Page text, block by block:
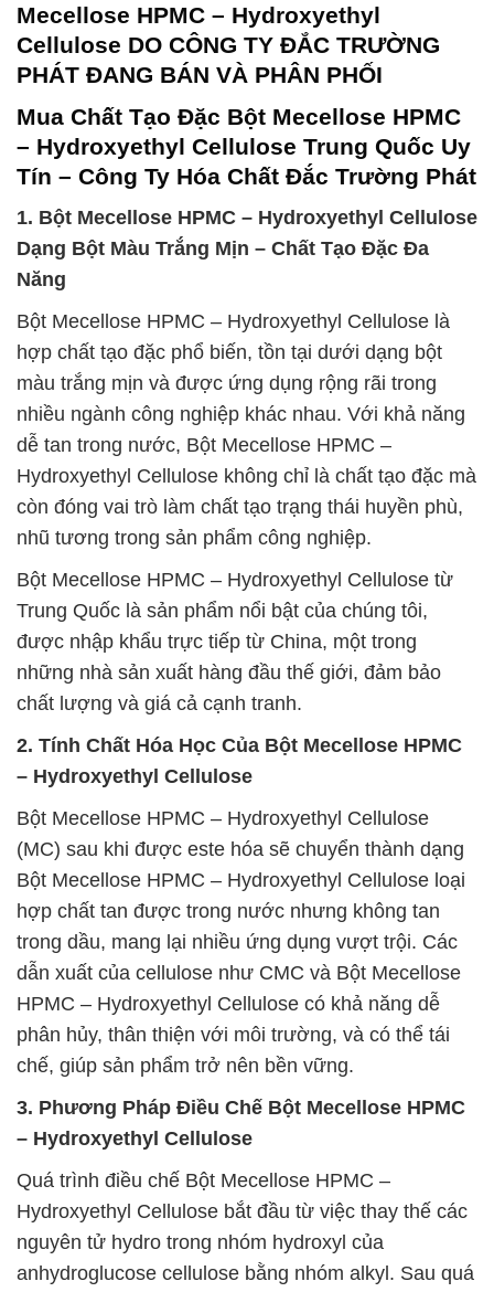
Mecellose HPMC – Hydroxyethyl
Cellulose DO CÔNG TY ĐẮC TRƯỜNG
PHÁT ĐANG BÁN VÀ PHÂN PHỐI
Mua Chất Tạo Đặc Bột Mecellose HPMC
– Hydroxyethyl Cellulose Trung Quốc Uy
Tín – Công Ty Hóa Chất Đắc Trường Phát
1. Bột Mecellose HPMC – Hydroxyethyl Cellulose
Dạng Bột Màu Trắng Mịn – Chất Tạo Đặc Đa
Năng
Bột Mecellose HPMC – Hydroxyethyl Cellulose là
hợp chất tạo đặc phổ biến, tồn tại dưới dạng bột
màu trắng mịn và được ứng dụng rộng rãi trong
nhiều ngành công nghiệp khác nhau. Với khả năng
dễ tan trong nước, Bột Mecellose HPMC –
Hydroxyethyl Cellulose không chỉ là chất tạo đặc mà
còn đóng vai trò làm chất tạo trạng thái huyền phù,
nhũ tương trong sản phẩm công nghiệp.
Bột Mecellose HPMC – Hydroxyethyl Cellulose từ
Trung Quốc là sản phẩm nổi bật của chúng tôi,
được nhập khẩu trực tiếp từ China, một trong
những nhà sản xuất hàng đầu thế giới, đảm bảo
chất lượng và giá cả cạnh tranh.
2. Tính Chất Hóa Học Của Bột Mecellose HPMC
– Hydroxyethyl Cellulose
Bột Mecellose HPMC – Hydroxyethyl Cellulose
(MC) sau khi được este hóa sẽ chuyển thành dạng
Bột Mecellose HPMC – Hydroxyethyl Cellulose loại
hợp chất tan được trong nước nhưng không tan
trong dầu, mang lại nhiều ứng dụng vượt trội. Các
dẫn xuất của cellulose như CMC và Bột Mecellose
HPMC – Hydroxyethyl Cellulose có khả năng dễ
phân hủy, thân thiện với môi trường, và có thể tái
chế, giúp sản phẩm trở nên bền vững.
3. Phương Pháp Điều Chế Bột Mecellose HPMC
– Hydroxyethyl Cellulose
Quá trình điều chế Bột Mecellose HPMC –
Hydroxyethyl Cellulose bắt đầu từ việc thay thế các
nguyên tử hydro trong nhóm hydroxyl của
anhydroglucose cellulose bằng nhóm alkyl. Sau quá